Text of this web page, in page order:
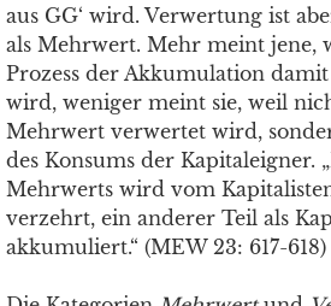
aus GG‘ wird. Verwertung ist
als Mehrwert. Mehr meint jene,
Prozess der Akkumulation
wird, weniger meint sie, weil
Mehrwert verwertet wird,
des Konsums der Kapitaleigner.
Mehrwerts wird vom
verzehrt, ein anderer Teil als
akkumuliert.“ (MEW 23: 617-618)